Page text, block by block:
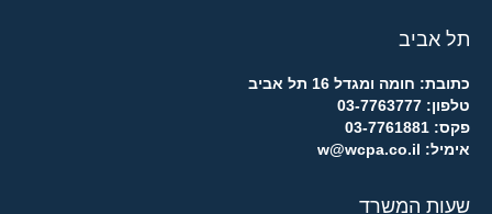
תל אביב
כתובת: חומה ומגדל 16 תל אביב
טלפון: 03-7763777
פקס: 03-7761881
אימיל: w@wcpa.co.il
שעות המשרד